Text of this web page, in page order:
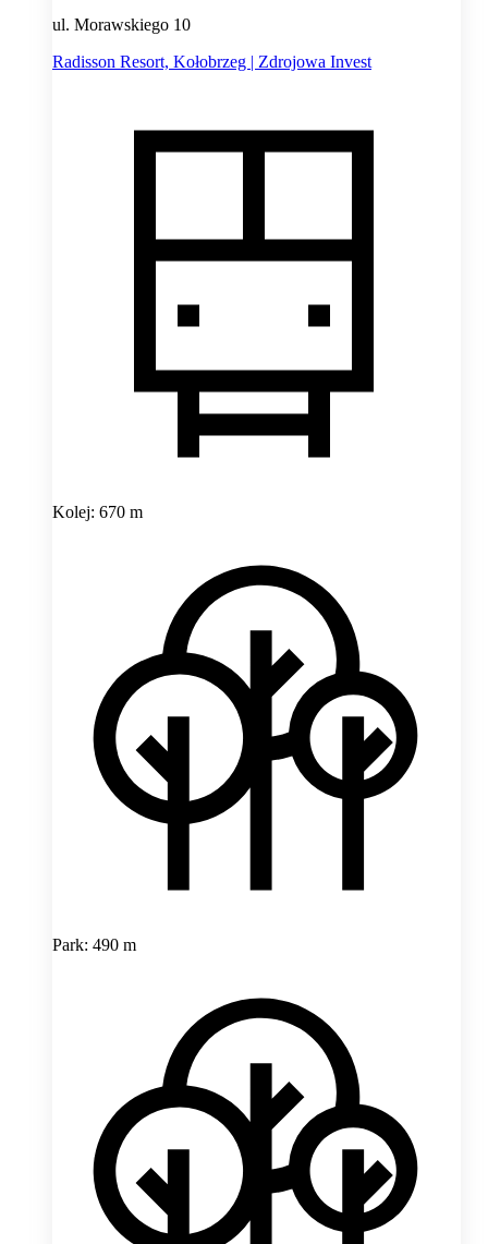
ul. Morawskiego 10
Radisson Resort, Kołobrzeg | Zdrojowa Invest
Kolej: 670 m
Park: 490 m